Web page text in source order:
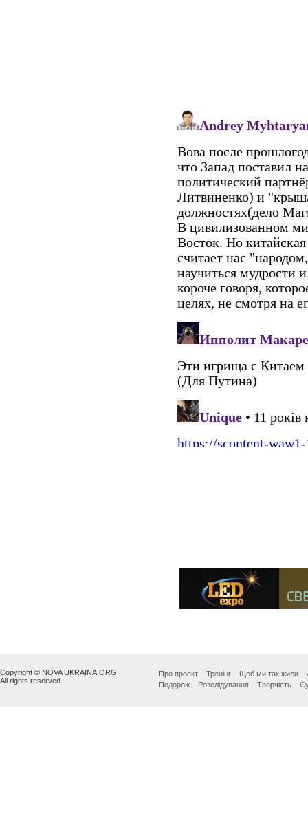
Copyright © NOVA UKRAINA.ORG
All rights reserved.
Про проект Тренінг Щоб ми так жили
Подорож
Розслідування Творчість